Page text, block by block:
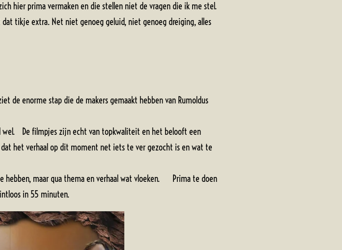
hier prima vermaken en die stellen niet de vragen die ik me stel.
tikje extra. Net niet genoeg geluid, niet genoeg dreiging, alles
de enorme stap die de makers gemaakt hebben van Rumoldus
wel. De filmpjes zijn echt van topkwaliteit en het belooft een
het verhaal op dit moment net iets te ver gezocht is en wat te
hebben, maar qua thema en verhaal wat vloeken. Prima te doen
in 55 minuten.